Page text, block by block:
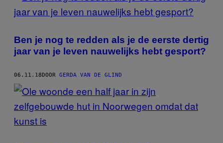
Ben je nog te redden als je de eerste dertig
jaar van je leven nauwelijks hebt gesport?
06.11.18DOOR GERDA VAN DE GLIND